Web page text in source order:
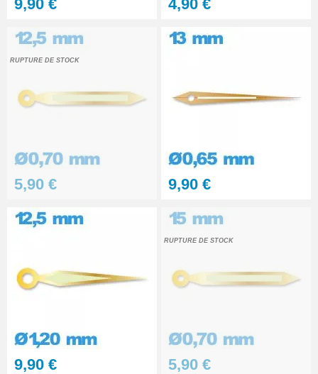
9,90 € 4,90 €
RUPTURE DE STOCK
5,90 € 9,90 €
9,90 €
RUPTURE DE STOCK
5,90 €